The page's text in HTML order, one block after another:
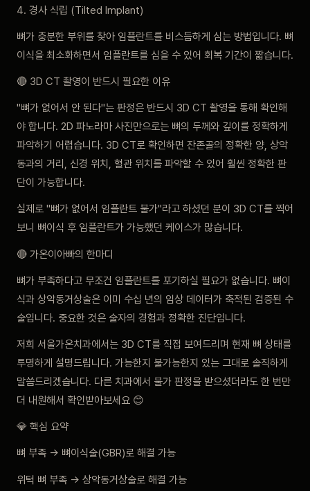
4. 경사 식립 (Tilted Implant)
뼈가 충분한 부위를 찾아 임플란트를 비스듬하게 심는 방법입니다. 뼈
이식을 최소화하면서 임플란트를 심을 수 있어 회복 기간이 짧습니다.
🔴 3D CT 촬영이 반드시 필요한 이유
"뼈가 없어서 안 된다"는 판정은 반드시 3D CT 촬영을 통해 확인해
야 합니다. 2D 파노라마 사진만으로는 뼈의 두께와 깊이를 정확하게
파악하기 어렵습니다. 3D CT로 확인하면 잔존골의 정확한 양, 상악
동과의 거리, 신경 위치, 혈관 위치를 파악할 수 있어 훨씬 정확한 판
단이 가능합니다.
실제로 "뼈가 없어서 임플란트 불가"라고 하셨던 분이 3D CT를 찍어
보니 뼈이식 후 임플란트가 가능했던 케이스가 많습니다.
🔴 가온이아빠의 한마디
뼈가 부족하다고 무조건 임플란트를 포기하실 필요가 없습니다. 뼈이
식과 상악동거상술은 이미 수십 년의 임상 데이터가 축적된 검증된 수
술입니다. 중요한 것은 술자의 경험과 정확한 진단입니다.
저희 서울가온치과에서는 3D CT를 직접 보여드리며 현재 뼈 상태를
투명하게 설명드립니다. 가능한지 불가능한지 있는 그대로 솔직하게
말씀드리겠습니다. 다른 치과에서 불가 판정을 받으셨더라도 한 번만
더 내원해서 확인받아보세요 😊
💎 핵심 요약
뼈 부족 → 뼈이식술(GBR)로 해결 가능
위턱 뼈 부족 → 상악동거상술로 해결 가능